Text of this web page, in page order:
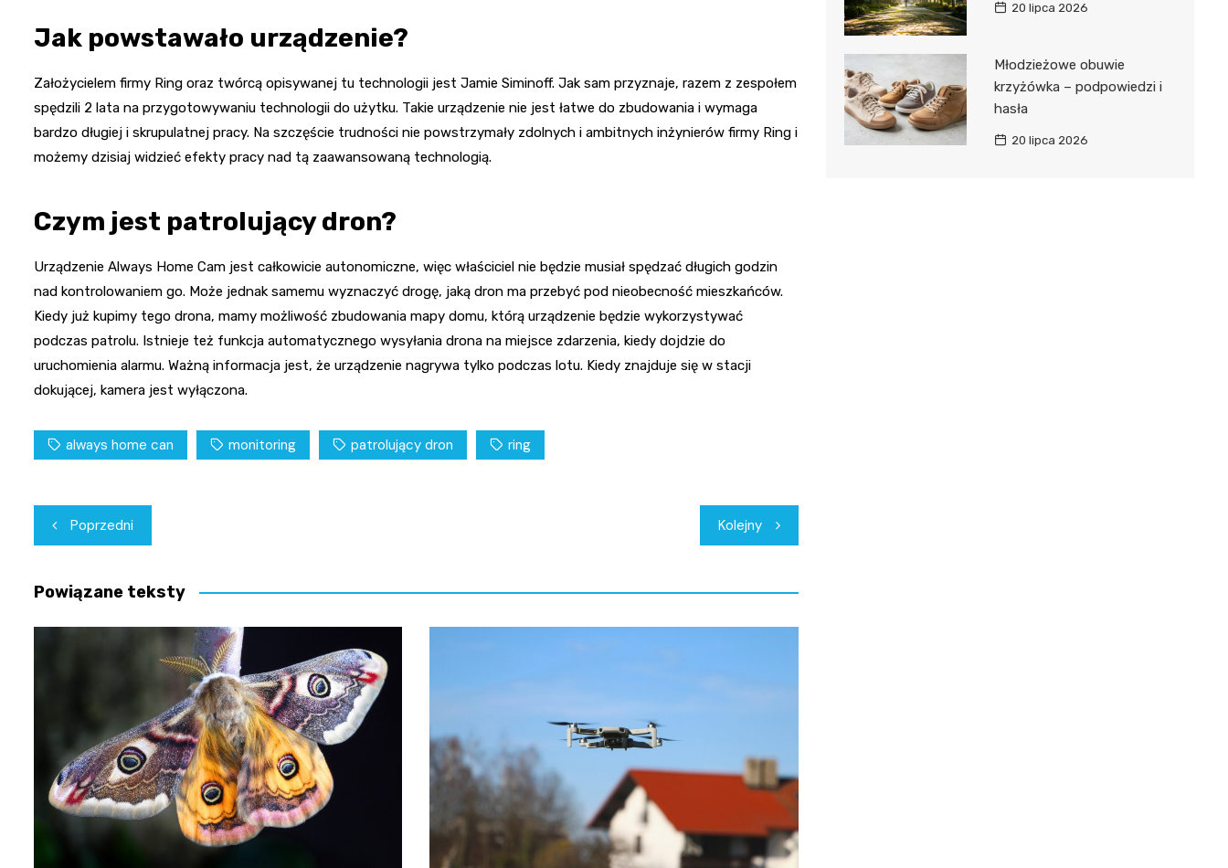
Jak powstawało urządzenie?
Założycielem firmy Ring oraz twórcą opisywanej tu technologii jest Jamie Siminoff. Jak sam przyznaje, razem z zespołem
spędzili 2 lata na przygotowywaniu technologii do użytku. Takie urządzenie nie jest łatwe do zbudowania i wymaga
bardzo długiej i skrupulatnej pracy. Na szczęście trudności nie powstrzymały zdolnych i ambitnych inżynierów firmy Ring i
możemy dzisiaj widzieć efekty pracy nad tą zaawansowaną technologią.
Czym jest patrolujący dron?
Urządzenie Always Home Cam jest całkowicie autonomiczne, więc właściciel nie będzie musiał spędzać długich godzin
nad kontrolowaniem go. Może jednak samemu wyznaczyć drogę, jaką dron ma przebyć pod nieobecność mieszkańców.
Kiedy już kupimy tego drona, mamy możliwość zbudowania mapy domu, którą urządzenie będzie wykorzystywać
podczas patrolu. Istnieje też funkcja automatycznego wysyłania drona na miejsce zdarzenia, kiedy dojdzie do
uruchomienia alarmu. Ważną informacja jest, że urządzenie nagrywa tylko podczas lotu. Kiedy znajduje się w stacji
dokującej, kamera jest wyłączona.
always home can monitoring patrolujący dron ring
Nawigacja
wpisu
Poprzedni Kolejny
Powiązane teksty
20 lipca 2026
Młodzieżowe obuwie
krzyżówka – podpowiedzi i
hasła
20 lipca 2026